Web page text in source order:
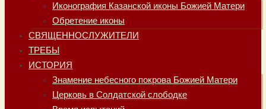
Иконография Казанской иконы Божией Матери
Обретение иконы
СВЯЩЕННОСЛУЖИТЕЛИ
ТРЕБЫ
ИСТОРИЯ
Знамение небесного покрова Божией Матери
Церковь в Солдатской слободке